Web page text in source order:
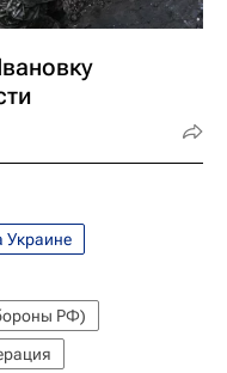
Украине
РФ)